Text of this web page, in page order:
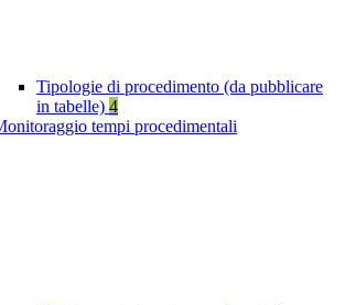
Tipologie di procedimento (da pubblicare
in tabelle) 4
tempi procedimentali